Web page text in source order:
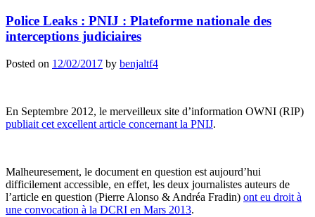
Police Leaks : PNIJ : Plateforme nationale des
interceptions judiciaires
Posted on 12/02/2017 by benjaltf4
En Septembre 2012, le merveilleux site d’information OWNI (RIP)
publiait cet excellent article concernant la PNIJ.
Malheuresement, le document en question est aujourd’hui
difficilement accessible, en effet, les deux journalistes auteurs de
l’article en question (Pierre Alonso & Andréa Fradin) ont eu droit à
une convocation à la DCRI en Mars 2013.